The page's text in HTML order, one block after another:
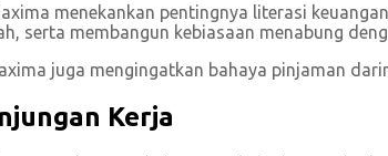
menekankan pentingnya literasi
serta membangun kebiasaan menabung
juga mengingatkan bahaya pinjaman
Kerja